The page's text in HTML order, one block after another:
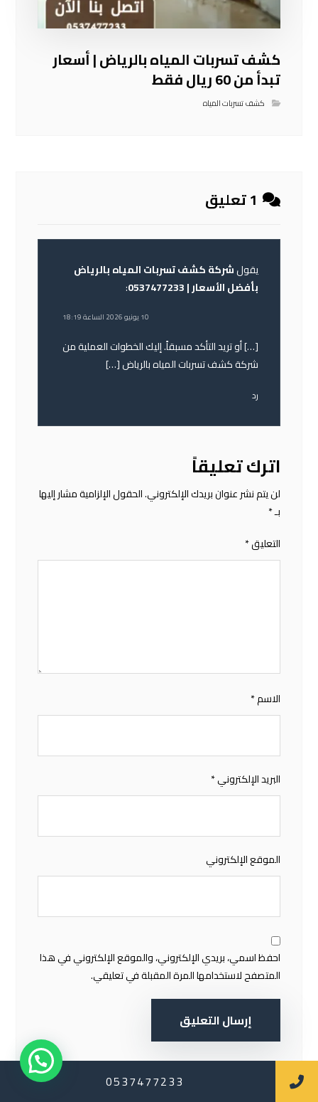
كشف تسربات المياه بالرياض | أسعار
تبدأ من 60 ريال فقط
كشف تسربات المياه
1 تعليق
يقولشركة كشف تسربات المياه بالرياض
بأفضل الأسعار | 0537477233
:
10 يونيو 2026 الساعة 18:19
[…] أو تريد التأكد مسبقاً. إليك الخطوات العملية من
شركة كشف تسربات المياه بالرياض […]
رد
اترك تعليقاً
لن يتم نشر عنوان بريدك الإلكتروني.الحقول الإلزامية مشار إليها
بـ*
التعليق*
الاسم*
البريد الإلكتروني*
الموقع الإلكتروني
احفظ اسمي، بريدي الإلكتروني، والموقع الإلكتروني في هذا
المتصفح لاستخدامها المرة المقبلة في تعليقي.
إرسال التعليق
0537477233